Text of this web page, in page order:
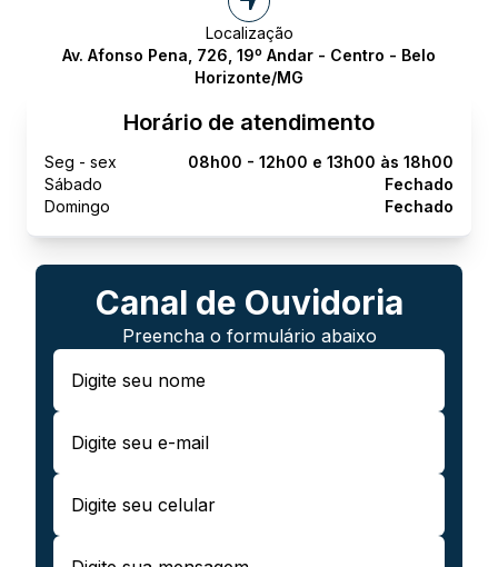
Localização
Av. Afonso Pena, 726, 19º Andar - Centro - Belo
Horizonte/MG
Horário de atendimento
Seg - sex
08h00 - 12h00 e 13h00 às 18h00
Sábado
Fechado
Domingo
Fechado
Canal de Ouvidoria
Preencha o formulário abaixo